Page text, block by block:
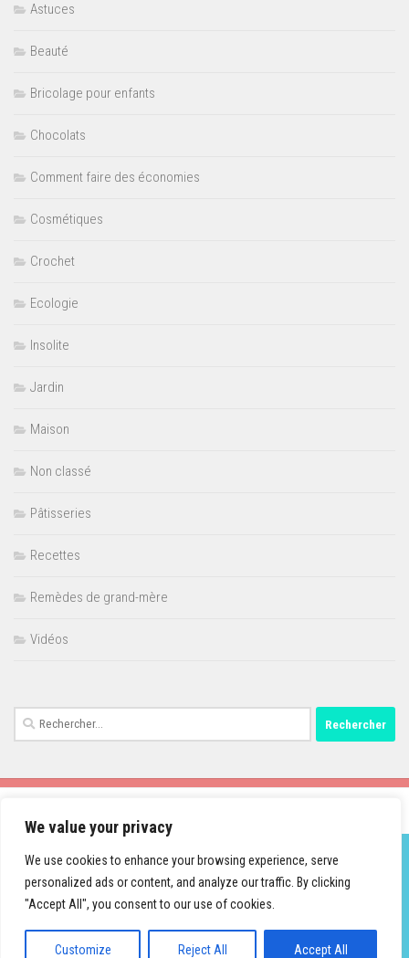
We value your privacy
We use cookies to enhance your browsing experience, serve
personalized ads or content, and analyze our traffic. By clicking
"Accept All", you consent to our use of cookies.
Customize Reject All Accept All
Astuces
Beauté
Bricolage pour enfants
Chocolats
Comment faire des économies
Cosmétiques
Crochet
Ecologie
Insolite
Jardin
Maison
Non classé
Pâtisseries
Recettes
Remèdes de grand-mère
Vidéos
Rechercher :
Fièrement propulsé par - Conçu par